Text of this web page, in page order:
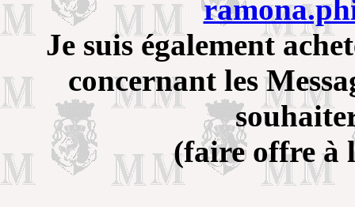
Je suis également
concernant les
(faire offre à